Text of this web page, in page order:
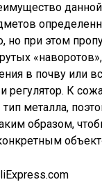
но при этом
в почву или
регулятор. К
металла,
образом,